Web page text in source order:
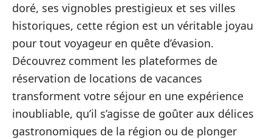
doré, ses vignobles prestigieux et ses villes
historiques, cette région est un véritable joyau
pour tout voyageur en quête d’évasion.
Découvrez comment les plateformes de
réservation de locations de vacances
transforment votre séjour en une expérience
inoubliable, qu’il s’agisse de goûter aux délices
gastronomiques de la région ou de plonger